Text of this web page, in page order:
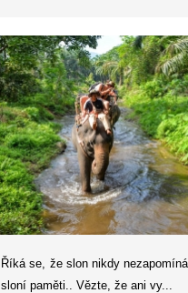
Říká se, že slon nikdy
sloní paměti.. Vězte, že ani vy...